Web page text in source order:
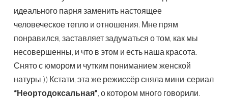
идеального парня заменить настоящее
человеческое тепло и отношения. Мне прям
понравился, заставляет задуматься о том, как мы
несовершенны, и что в этом и есть наша красота.
Снято с юмором и чутким пониманием женской
натуры )) Кстати, эта же режиссёр сняла мини-сериал
“Неортодоксальная” , о котором много говорили.